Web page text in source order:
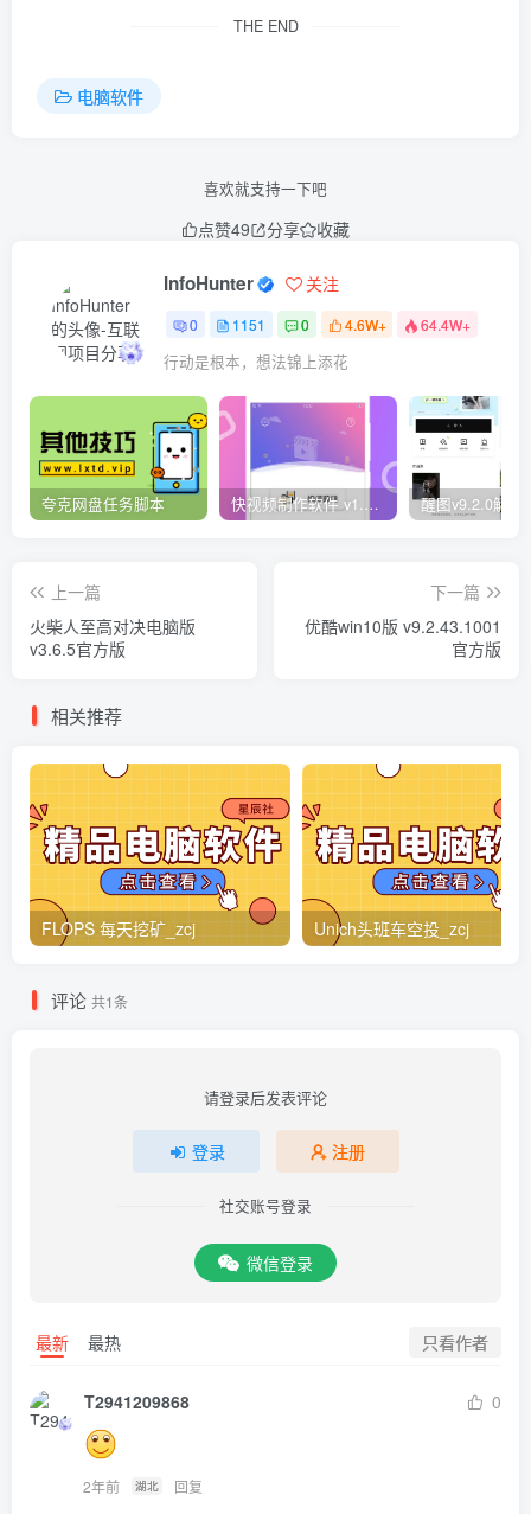
THE END
电脑软件
喜欢就支持一下吧
点赞49 分享 收藏
InfoHunter 关注
0 1151 0 4.6W+ 64.4W+
行动是根本，想法锦上添花
夸克网盘任务脚本 快视频制作软件 v1.1.1安卓版
上一篇
火柴人至高对决电脑版
v3.6.5官方版
下一篇
优酷win10版 v9.2.43.1001
官方版
相关推荐
FLOPS 每天挖矿_zcj Unich头班车空投_zcj
评论 共1条
请登录后发表评论
登录 注册
社交账号登录
微信登录
最新 最热 只看作者
T2941209868 0
2年前 湖北 回复